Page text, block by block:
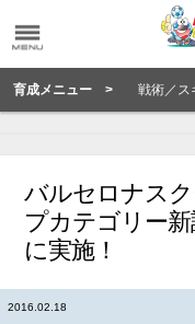
育成メニュー > 戦術／ス
バルセロナス
プカテゴリー
に実施！
2016.02.18